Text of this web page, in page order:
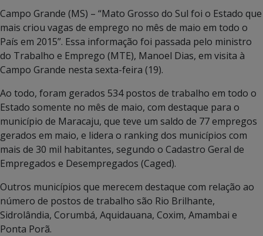
Campo Grande (MS) – “Mato Grosso do Sul foi o Estado que
mais criou vagas de emprego no mês de maio em todo o
País em 2015”. Essa informação foi passada pelo ministro
do Trabalho e Emprego (MTE), Manoel Dias, em visita à
Campo Grande nesta sexta-feira (19).
Ao todo, foram gerados 534 postos de trabalho em todo o
Estado somente no mês de maio, com destaque para o
município de Maracaju, que teve um saldo de 77 empregos
gerados em maio, e lidera o ranking dos municípios com
mais de 30 mil habitantes, segundo o Cadastro Geral de
Empregados e Desempregados (Caged).
Outros municípios que merecem destaque com relação ao
número de postos de trabalho são Rio Brilhante,
Sidrolândia, Corumbá, Aquidauana, Coxim, Amambai e
Ponta Porã.